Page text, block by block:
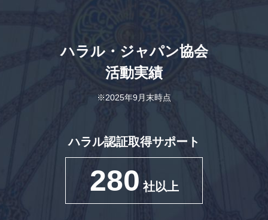
ハラル・ジャパン協会
活動実績
※2025年9月末時点
ハラル認証取得サポート
280 社以上